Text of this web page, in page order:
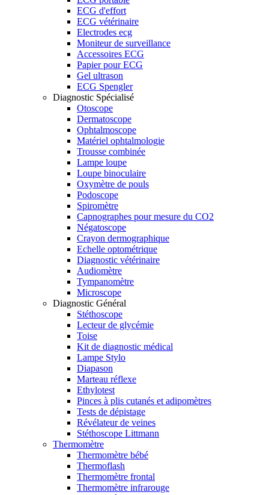
ECG d'effort
ECG vétérinaire
Electrodes ecg
Moniteur de surveillance
Accessoires ECG
Papier pour ECG
Gel ultrason
ECG Spengler
Diagnostic Spécialisé
Otoscope
Dermatoscope
Ophtalmoscope
Matériel ophtalmologie
Trousse combinée
Lampe loupe
Loupe binoculaire
Oxymètre de pouls
Podoscope
Spiromètre
Capnographes pour mesure du CO2
Négatoscope
Crayon dermographique
Echelle optométrique
Diagnostic vétérinaire
Audiomètre
Tympanomètre
Microscope
Diagnostic Général
Stéthoscope
Lecteur de glycémie
Toise
Kit de diagnostic médical
Lampe Stylo
Diapason
Marteau réflexe
Ethylotest
Pinces à plis cutanés et adipomètres
Tests de dépistage
Révélateur de veines
Stéthoscope Littmann
Thermomètre
Thermomètre bébé
Thermoflash
Thermomètre frontal
Thermomètre infrarouge